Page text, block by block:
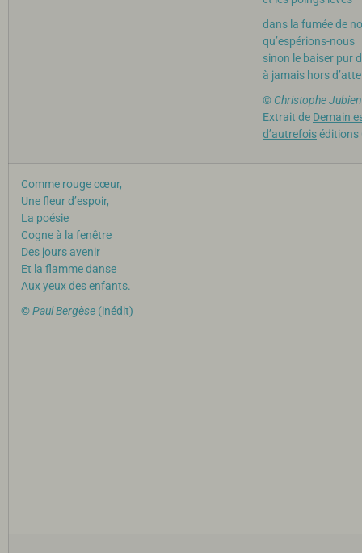
dans la fumée de
qu’espérions-nous
sinon le baiser pur
à jamais hors
© Christophe Jubien
Extrait de Demain
d’autrefoiséditions
Comme rouge cœur,
Une fleur d’espoir,
La poésie
Cogne à la fenêtre
Des jours avenir
Et la flamme danse
Aux yeux des enfants.
©Paul Bergèse (inédit)